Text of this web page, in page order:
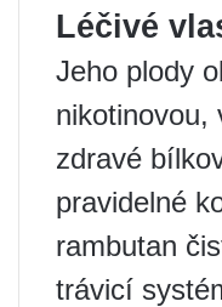
Léčivé
Jeho plody
nikotinovou,
zdravé
pravidelné
rambutan
trávicí